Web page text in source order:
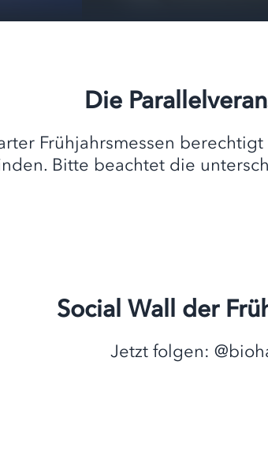
Die
Frühjahrsmessen
Bitte beachtet die
Social Wall der
Jetzt folgen: